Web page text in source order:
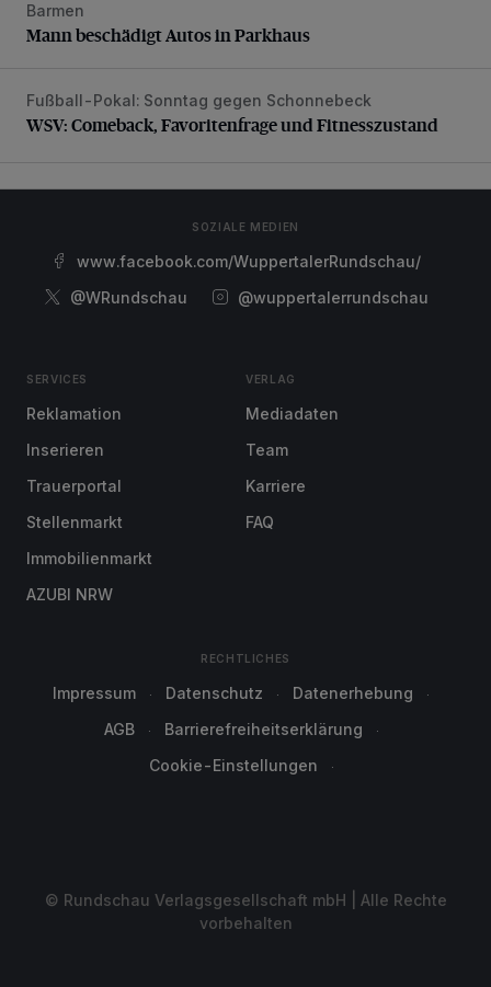
Mann beschädigt Autos in Parkhaus
Barmen
Mann beschädigt Autos in Parkhaus
WSV: Comeback, Favoritenfrage und Fitnesszustand
Fußball-Pokal: Sonntag gegen Schonnebeck
WSV: Comeback, Favoritenfrage und Fitnesszustand
SOZIALE MEDIEN
www.facebook.com/WuppertalerRundschau/
@WRundschau
@wuppertalerrundschau
SERVICES
Reklamation
Inserieren
Trauerportal
Stellenmarkt
Immobilienmarkt
AZUBI NRW
VERLAG
Mediadaten
Team
Karriere
FAQ
RECHTLICHES
Impressum Datenschutz
Datenerhebung
AGB
Barrierefreiheitserklärung
Cookie-Einstellungen
© Rundschau Verlagsgesellschaft mbH | Alle Rechte
vorbehalten